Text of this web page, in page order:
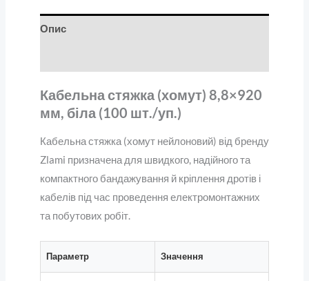
Опис
Кабельна стяжка (хомут) 8,8×920
мм, біла (100 шт./уп.)
Кабельна стяжка (хомут нейлоновий) від бренду
Zlami призначена для швидкого, надійного та
компактного бандажування й кріплення дротів і
кабелів під час проведення електромонтажних
та побутових робіт.
Параметр Значення